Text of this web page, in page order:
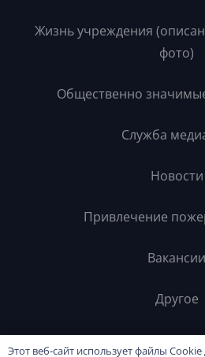
Жизнь учреждения
фото)
Общественно
Служба
Новости
Привлечение
Вакансии
Другое
Этот веб-сайт использует файлы Cookie